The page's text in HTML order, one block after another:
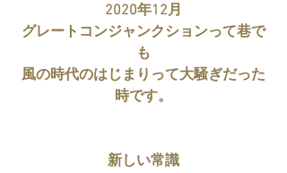
2020年12月
グレートコンジャンクションって巷で
も
風の時代のはじまりって大騒ぎだった
時です。
新しい常識